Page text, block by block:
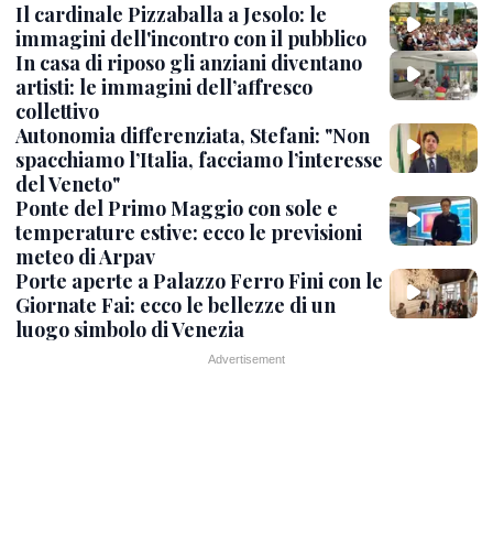
Il cardinale Pizzaballa a Jesolo: le
immagini dell'incontro con il pubblico
In casa di riposo gli anziani diventano
artisti: le immagini dell’affresco
collettivo
Autonomia differenziata, Stefani: "Non
spacchiamo l’Italia, facciamo l’interesse
del Veneto"
Ponte del Primo Maggio con sole e
temperature estive: ecco le previsioni
meteo di Arpav
Porte aperte a Palazzo Ferro Fini con le
Giornate Fai: ecco le bellezze di un
luogo simbolo di Venezia